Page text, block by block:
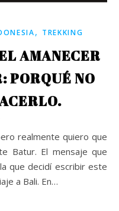
, TREKKING
AMANECER
PORQUÉ NO
Batur. El mensaje que
que decidí escribir este
a Bali. En…